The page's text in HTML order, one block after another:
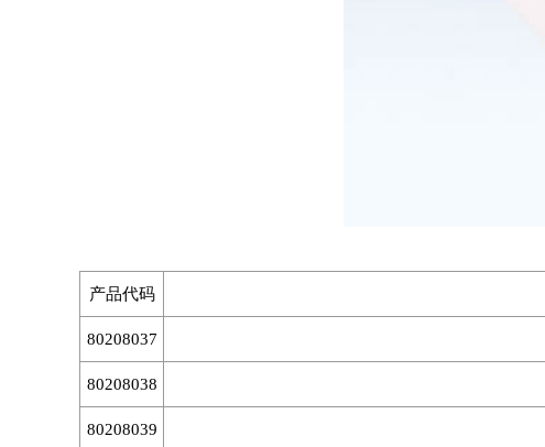
产品代码
80208037
80208038
80208039